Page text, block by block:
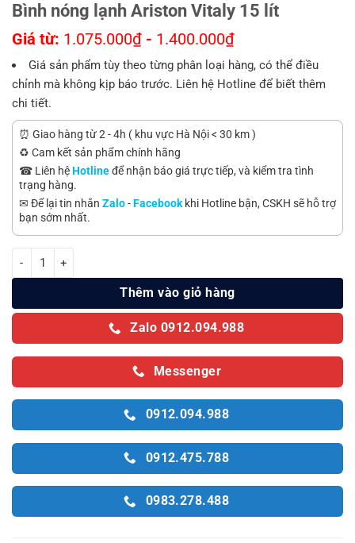
Bình nóng lạnh Ariston Vitaly 15 lít
Giá từ: 1.075.000₫ - 1.400.000₫
Giá sản phẩm tùy theo từng phân loại hàng, có thể điều
chỉnh mà không kịp báo trước. Liên hệ Hotline để biết thêm
chi tiết.
⏰ Giao hàng từ 2 - 4h ( khu vực Hà Nội < 30 km )
♻️ Cam kết sản phẩm chính hãng
☎ Liên hệHotlineđể nhận báo giá trực tiếp, và kiểm tra tình
trạng hàng.
✉ Để lại tin nhắn Zalo-Facebook khi Hotline bận, CSKH sẽ hỗ trợ
bạn sớm nhất.
Bình nóng lạnh Ariston Vitaly 15 lít số lượng
Thêm vào giỏ hàng
Zalo 0912.094.988
Messenger
0912.094.988
0912.475.788
0983.278.488